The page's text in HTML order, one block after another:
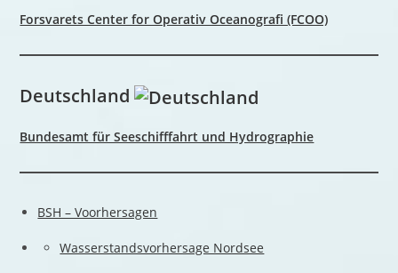
Forsvarets Center for Operativ Oceanografi (FCOO)
Deutschland
Bundesamt für Seeschifffahrt und Hydrographie
BSH – Voorhersagen
Wasserstandsvorhersage Nordsee